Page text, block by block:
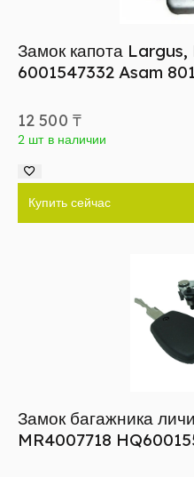
Замок капота
6001547332 Asam
12 500 ₸
2 шт в наличии
Купить сейчас
Замок багажника
MR4007718